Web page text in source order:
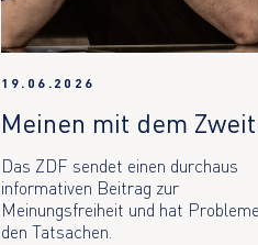
19.06.2026
Meinen mit dem
Das ZDF sendet einen durchaus
informativen Beitrag zur
Meinungsfreiheit und hat
den Tatsachen.